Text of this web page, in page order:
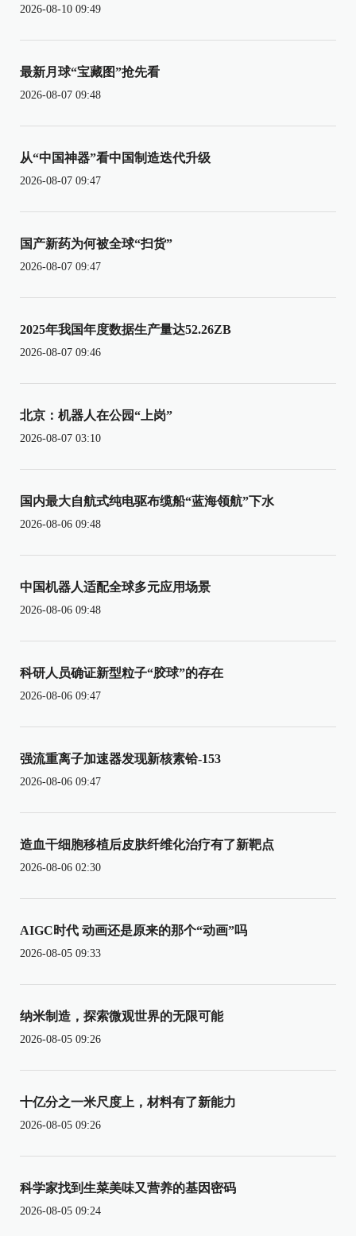
2026-08-10 09:49
最新月球“宝藏图”抢先看
2026-08-07 09:48
从“中国神器”看中国制造迭代升级
2026-08-07 09:47
国产新药为何被全球“扫货”
2026-08-07 09:47
2025年我国年度数据生产量达52.26ZB
2026-08-07 09:46
北京：机器人在公园“上岗”
2026-08-07 03:10
国内最大自航式纯电驱布缆船“蓝海领航”下水
2026-08-06 09:48
中国机器人适配全球多元应用场景
2026-08-06 09:48
科研人员确证新型粒子“胶球”的存在
2026-08-06 09:47
强流重离子加速器发现新核素铪-153
2026-08-06 09:47
造血干细胞移植后皮肤纤维化治疗有了新靶点
2026-08-06 02:30
AIGC时代 动画还是原来的那个“动画”吗
2026-08-05 09:33
纳米制造，探索微观世界的无限可能
2026-08-05 09:26
十亿分之一米尺度上，材料有了新能力
2026-08-05 09:26
科学家找到生菜美味又营养的基因密码
2026-08-05 09:24